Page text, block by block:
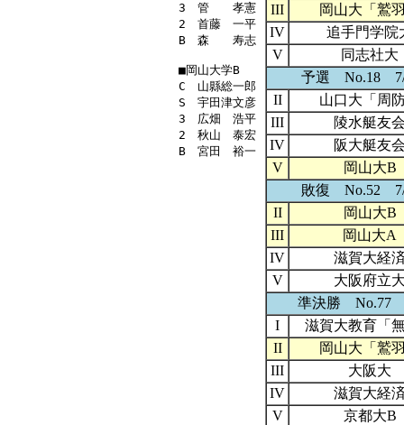
3　管　　孝憲
2　首藤　一平
B　森　　寿志
■岡山大学B
C　山縣総一郎
S　宇田津文彦
3　広畑　浩平
2　秋山　泰宏
III
岡山大「鷲
IV
追手門学院
V
同志社大
予選 No.18
II
山口大「周
III
陵水艇友
IV
阪大艇友
V
岡山大B
敗復 No.52
II
岡山大B
III
岡山大A
IV
滋賀大経
V
大阪府立
準決勝 No.77
I
滋賀大教育「
II
岡山大「鷲
III
大阪大
IV
滋賀大経
V
京都大B